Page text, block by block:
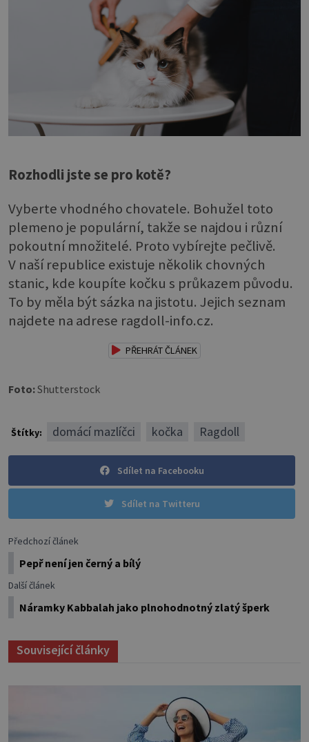
Rozhodli jste se pro kotě?
Vyberte vhodného chovatele. Bohužel toto
plemeno je populární, takže se najdou i různí
pokoutní množitelé. Proto vybírejte pečlivě.
V naší republice existuje několik chovných
stanic, kde koupíte kočku s průkazem původu.
To by měla být sázka na jistotu. Jejich seznam
najdete na adrese ragdoll-info.cz.
PŘEHRÁT ČLÁNEK
Foto:Shutterstock
Štítky: domácí mazlíčci kočka Ragdoll
Sdílet na Facebooku
Sdílet na Twitteru
Předchozí článek
Pepř není jen černý a bílý
Další článek
Náramky Kabbalah jako plnohodnotný zlatý šperk
Související články